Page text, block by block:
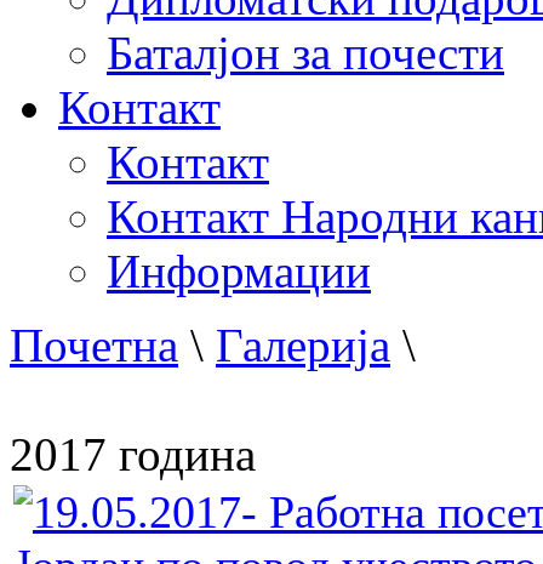
Баталјон за почести
Контакт
Контакт
Контакт Народни
Информации
Почетна \ Галерија \
2017 година